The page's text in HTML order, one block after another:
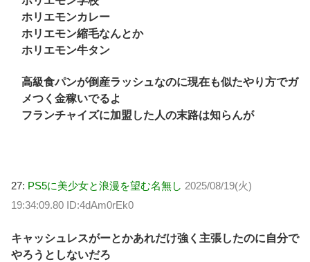
ホリエモンカレー
ホリエモン縮毛なんとか
ホリエモン牛タン
高級食パンが倒産ラッシュなのに現在も似たやり方でガ
メつく金稼いでるよ
フランチャイズに加盟した人の末路は知らんが
27: PS5に美少女と浪漫を望む名無し 2025/08/19(火)
19:34:09.80 ID:4dAm0rEk0
キャッシュレスがーとかあれだけ強く主張したのに自分で
やろうとしないだろ